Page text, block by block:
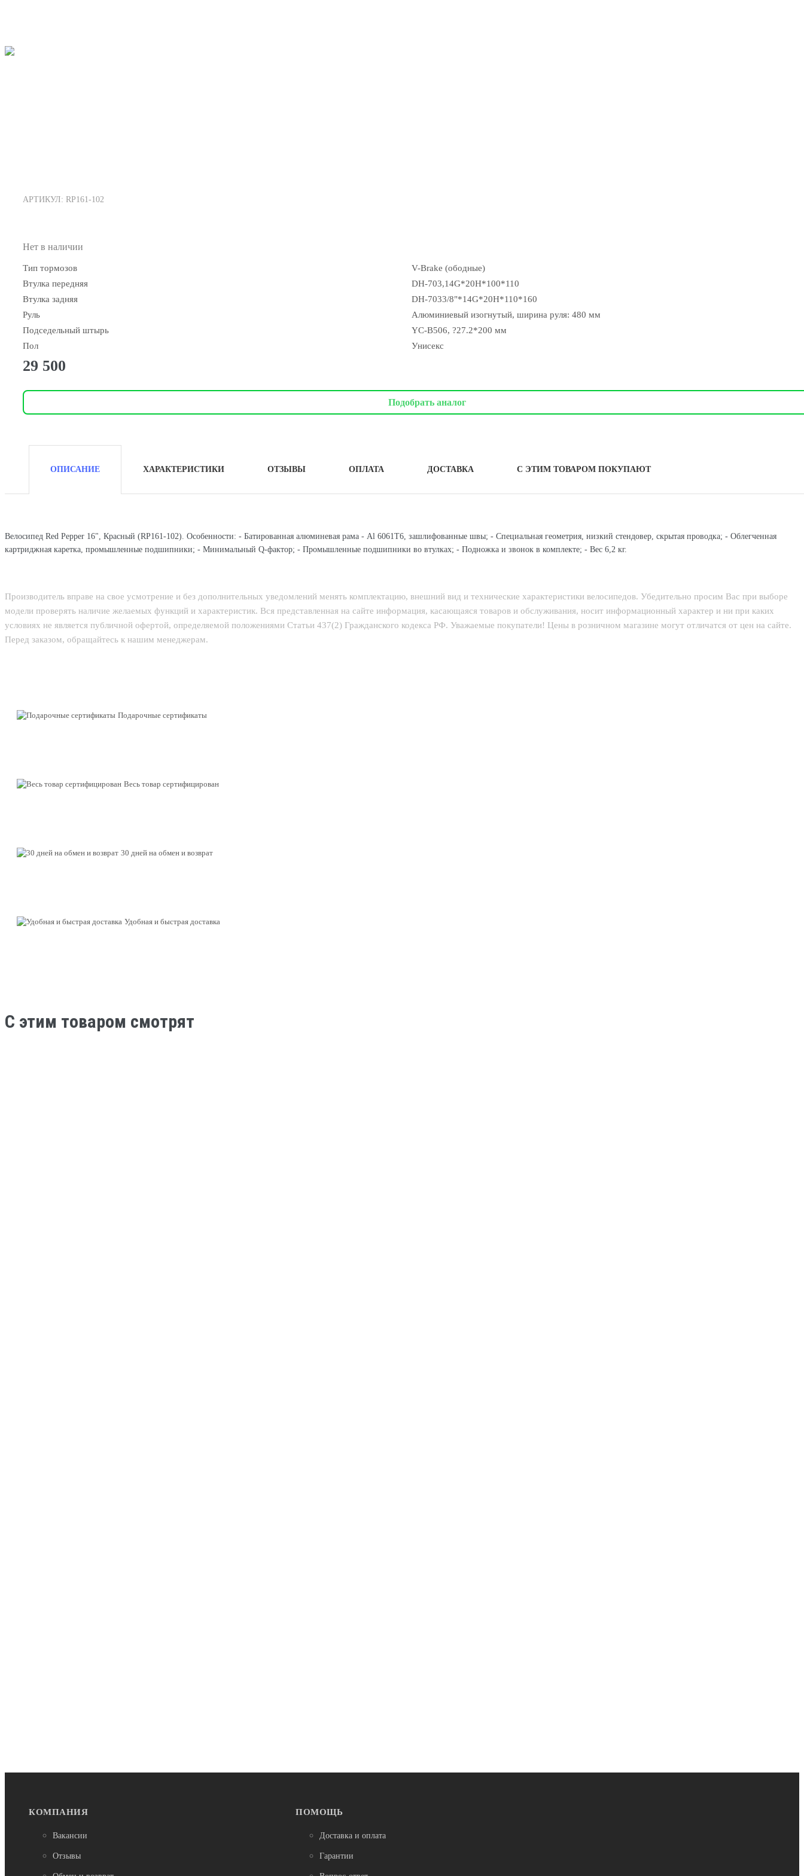
АРТИКУЛ: RP161-102
Нет в наличии
Тип тормозов
V-Brake (ободные)
Втулка передняя
DH-703,14G*20H*100*110
Втулка задняя
DH-7033/8"*14G*20H*110*160
Руль
Алюминиевый изогнутый, ширина руля: 480 мм
Подседельный штырь
YC-B506, ?27.2*200 мм
Пол
Унисекс
29 500
Подобрать аналог
ОПИСАНИЕ ХАРАКТЕРИСТИКИ ОТЗЫВЫ ОПЛАТА ДОСТАВКА С ЭТИМ ТОВАРОМ ПОКУПАЮТ
Велосипед Red Pepper 16", Красный (RP161-102). Особенности: - Батированная алюминевая рама - Al 6061T6, зашлифованные швы; - Cпециальная геометрия, низкий стендовер, скрытая проводка; - Облегченная
картриджная каретка, промышленные подшипники; - Минимальный Q-фактор; - Промышленные подшипники во втулках; - Подножка и звонок в комплекте; - Вес 6,2 кг.
Производитель вправе на свое усмотрение и без дополнительных уведомлений менять комплектацию, внешний вид и технические характеристики велосипедов. Убедительно просим Вас при выборе
модели проверять наличие желаемых функций и характеристик. Вся представленная на сайте информация, касающаяся товаров и обслуживания, носит информационный характер и ни при каких
условиях не является публичной офертой, определяемой положениями Статьи 437(2) Гражданского кодекса РФ. Уважаемые покупатели! Цены в розничном магазине могут отличатся от цен на сайте.
Перед заказом, обращайтесь к нашим менеджерам.
Подарочные сертификаты
Весь товар сертифицирован
30 дней на обмен и возврат
Удобная и быстрая доставка
C этим товаром смотрят
КОМПАНИЯ
Вакансии
Отзывы
ПОМОЩЬ
Доставка и оплата
Гарантии